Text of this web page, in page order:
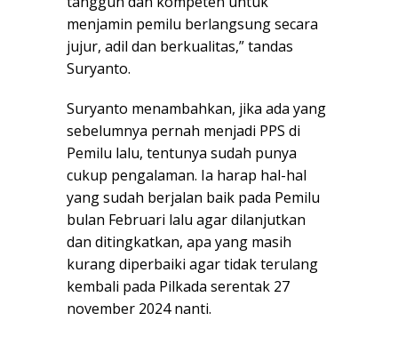
menjamin pemilu berlangsung secara
jujur, adil dan berkualitas,” tandas
Suryanto.
Suryanto menambahkan, jika ada yang
sebelumnya pernah menjadi PPS di
Pemilu lalu, tentunya sudah punya
cukup pengalaman. Ia harap hal-hal
yang sudah berjalan baik pada Pemilu
bulan Februari lalu agar dilanjutkan
dan ditingkatkan, apa yang masih
kurang diperbaiki agar tidak terulang
kembali pada Pilkada serentak 27
november 2024 nanti.